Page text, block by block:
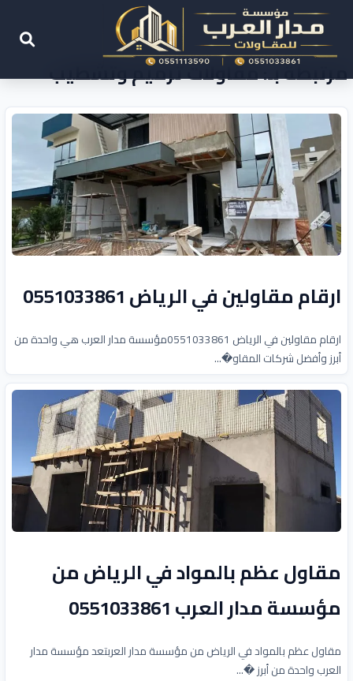
مرتبطة بـ: مقاولات ترميم وتشطيب
ارقام مقاولين في الرياض 0551033861
ارقام مقاولين في الرياض 0551033861مؤسسة مدار العرب هي واحدة من
أبرز وأفضل شركات المقاو�...
مقاول عظم بالمواد في الرياض من
مؤسسة مدار العرب 0551033861
مقاول عظم بالمواد في الرياض من مؤسسة مدار العربتعد مؤسسة مدار
العرب واحدة من أبرز �...